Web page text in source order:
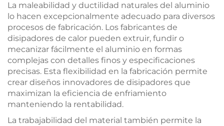
La maleabilidad y ductilidad naturales del aluminio
lo hacen excepcionalmente adecuado para diversos
procesos de fabricación. Los fabricantes de
disipadores de calor pueden extruir, fundir o
mecanizar fácilmente el aluminio en formas
complejas con detalles finos y especificaciones
precisas. Esta flexibilidad en la fabricación permite
crear diseños innovadores de disipadores que
maximizan la eficiencia de enfriamiento
manteniendo la rentabilidad.
La trabajabilidad del material también permite la